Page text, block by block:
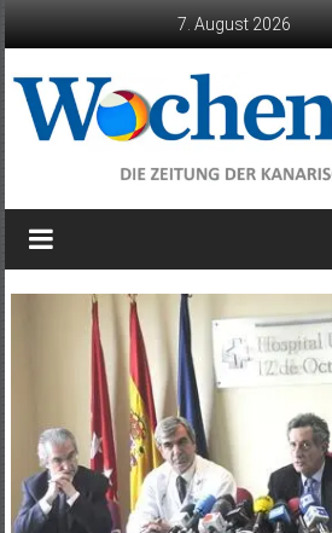
7. August 2026
Wochenblatt
die
Kanarischen